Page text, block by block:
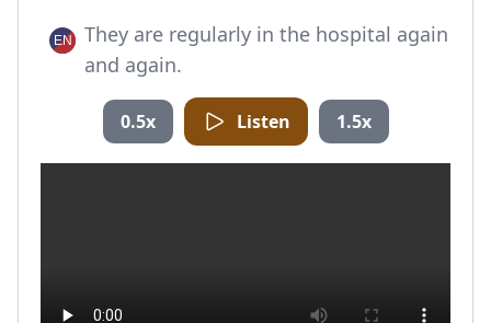
They are regularly in the hospital again
and again.
0.5x Listen 1.5x